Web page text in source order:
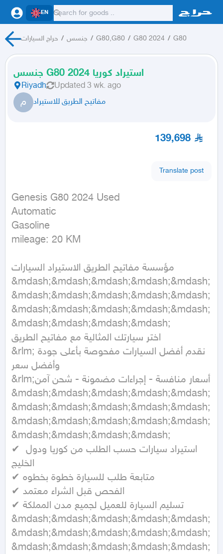
EN
حراج السيارات / جنسس / G80,G80 / G80 2024 / G80
جنسس G80 2024 استيراد كوريا
Riyadh Updated 3 wk. ago
م مفاتيح الطريق للاستيراد
139,698
Translate post
Genesis G80 2024 Used
Automatic
Gasoline
mileage: 20 KM
مؤسسة مفاتيح الطريق الاستيراد السيارات
&mdash;&mdash;&mdash;&mdash;&mdash;
&mdash;&mdash;&mdash;&mdash;&mdash;
&mdash;&mdash;&mdash;&mdash;&mdash;
&mdash;&mdash;&mdash;&mdash;
اختر سيارتك المثالية مع مفاتيح الطريق
&rlm;نقدم أفضل السيارات مفحوصة بأعلى جودة
وأفضل سعر
&rlm;أسعار منافسة - إجراءات مضمونة - شحن آمن
&mdash;&mdash;&mdash;&mdash;&mdash;
&mdash;&mdash;&mdash;&mdash;&mdash;
&mdash;&mdash;&mdash;&mdash;&mdash;
&mdash;&mdash;&mdash;&mdash;
✔ استيراد سيارات حسب الطلب من كوريا ودول
الخليج
✔ متابعة طلب للسيارة خطوة بخطوه
✔ الفحص قبل الشراء معتمد
✔ تسليم السيارة للعميل لجميع مدن المملكة
&mdash;&mdash;&mdash;&mdash;&mdash;
&mdash;&mdash;&mdash;&mdash;&mdash;
&mdash;&mdash;&mdash;&mdash;&mdash;